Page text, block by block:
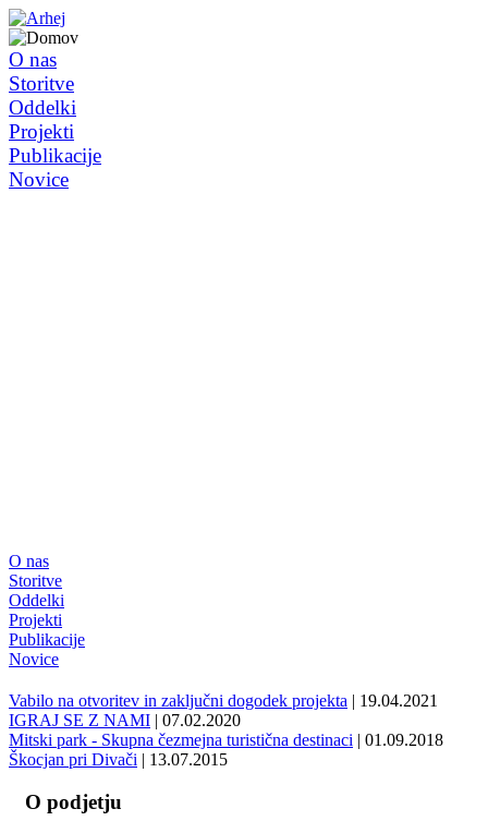
O nas
Storitve
Oddelki
Projekti
Publikacije
Novice
O nas
Storitve
Oddelki
Projekti
Publikacije
Novice
Vabilo na otvoritev in zaključni dogodek projekta | 19.04.2021
IGRAJ SE Z NAMI | 07.02.2020
Mitski park - Skupna čezmejna turistična destinaci | 01.09.2018
Škocjan pri Divači | 13.07.2015
O podjetju